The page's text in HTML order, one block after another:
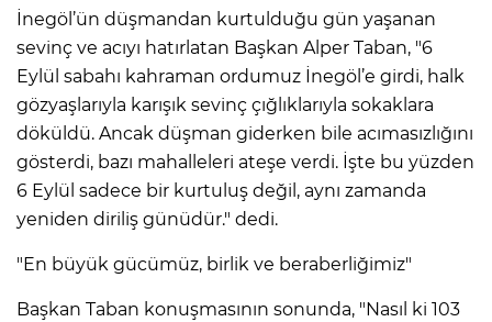
İnegöl’ün düşmandan kurtulduğu gün yaşanan
sevinç ve acıyı hatırlatan Başkan Alper Taban, "6
Eylül sabahı kahraman ordumuz İnegöl’e girdi, halk
gözyaşlarıyla karışık sevinç çığlıklarıyla sokaklara
döküldü. Ancak düşman giderken bile acımasızlığını
gösterdi, bazı mahalleleri ateşe verdi. İşte bu yüzden
6 Eylül sadece bir kurtuluş değil, aynı zamanda
yeniden diriliş günüdür." dedi.
"En büyük gücümüz, birlik ve beraberliğimiz"
Başkan Taban konuşmasının sonunda, "Nasıl ki 103